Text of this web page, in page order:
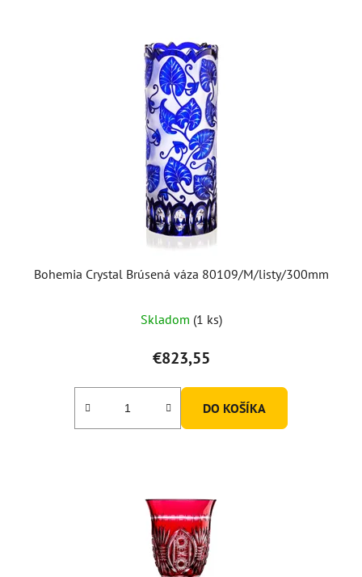
Bohemia Crystal Brúsená váza 80109/M/listy/300mm
Skladom (1 ks)
€823,55
DO KOŠÍKA